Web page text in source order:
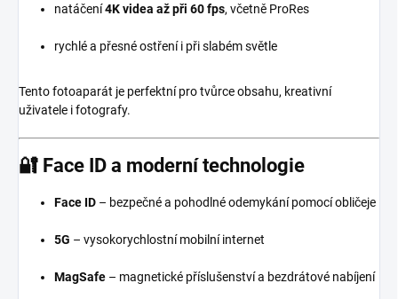
natáčení4K videa až při 60 fps, včetně ProRes
rychlé a přesné ostření i při slabém světle
Tento fotoaparát je perfektní pro tvůrce obsahu, kreativní
uživatele i fotografy.
🔐 Face ID a moderní technologie
Face ID – bezpečné a pohodlné odemykání pomocí obličeje
5G – vysokorychlostní mobilní internet
MagSafe – magnetické příslušenství a bezdrátové nabíjení